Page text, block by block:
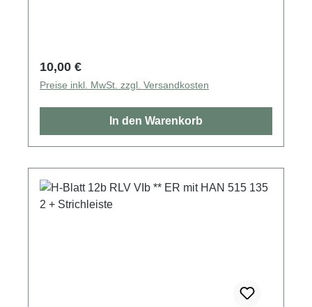
Regulärer Preis:
10,00 €
Preise inkl. MwSt. zzgl. Versandkosten
In den Warenkorb